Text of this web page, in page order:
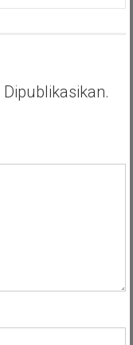
di
Tokosa